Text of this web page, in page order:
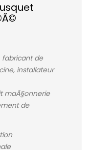
de
installateur
maÃ§onnerie
de